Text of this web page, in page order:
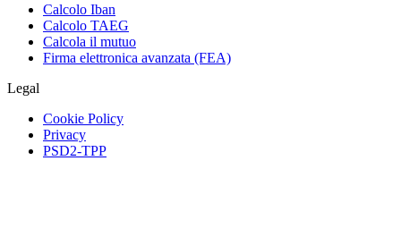
Calcolo Iban
Calcolo TAEG
Calcola il mutuo
Firma elettronica avanzata (FEA)
Legal
Cookie Policy
Privacy
PSD2-TPP